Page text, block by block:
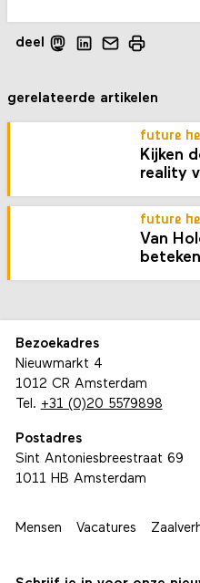
deel
gerelateerde artikelen
future
Kijken
reality
future
Van
Bezoekadres
Nieuwmarkt 4
1012 CR Amsterdam
Tel. +31 (0)20 5579898
Postadres
Sint Antoniesbreestraat 69
1011 HB Amsterdam
Mensen Vacatures